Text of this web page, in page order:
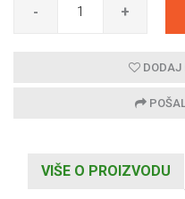
- +
DODAJ
VIŠE O PROIZVODU